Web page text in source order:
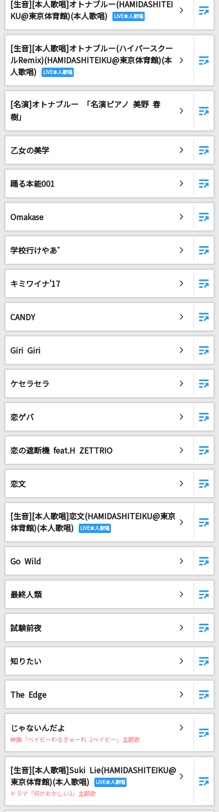
マシュマロ(ビデオクリップバージョン)
DECO*27
夜の踊り子
サカナクション
もっと見る
[生音][本人歌唱]オトナブルー(HAMIDASHITEI
KU@東京体育館)(本人歌唱)
[生音][本人歌唱]オトナブルー(ハイパースクー
ルRemix)(HAMIDASHITEIKU@東京体育館)(本
人歌唱)
[名演]オトナブルー 「名演ピアノ 美野 春
樹」
乙女の美学
踊る本能001
Omakase
学校行けやあ゛
キミワイナ'17
CANDY
Giri Giri
ケセラセラ
恋ゲバ
恋の遮断機 feat.H ZETTRIO
恋文
[生音][本人歌唱]恋文(HAMIDASHITEIKU@東京
体育館)(本人歌唱)
Go Wild
最終人類
試験前夜
知りたい
The Edge
じゃないんだよ
映画「ベイビーわるきゅーれ 2ベイビー」主題歌
[生音][本人歌唱]Suki Lie(HAMIDASHITEIKU@
東京体育館)(本人歌唱)
ドラマ「何かおかしい2」主題歌